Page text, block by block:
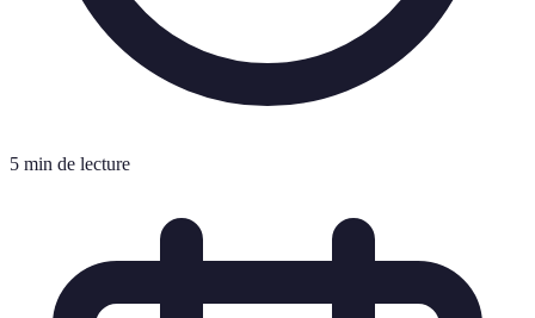
5 min de lecture